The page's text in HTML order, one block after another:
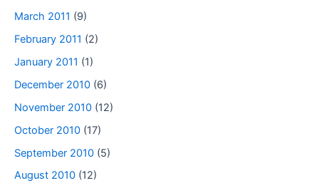
March 2011 (9)
February 2011 (2)
January 2011 (1)
December 2010 (6)
November 2010 (12)
October 2010 (17)
September 2010 (5)
August 2010 (12)